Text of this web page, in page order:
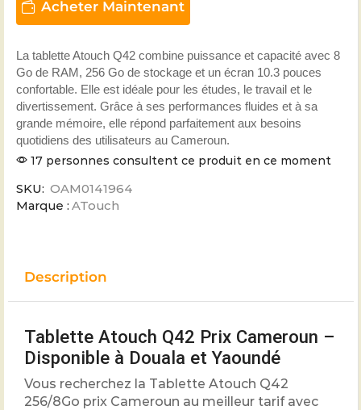
Acheter Maintenant
La tablette Atouch Q42 combine puissance et capacité avec 8
Go de RAM, 256 Go de stockage et un écran 10.3 pouces
confortable. Elle est idéale pour les études, le travail et le
divertissement. Grâce à ses performances fluides et à sa
grande mémoire, elle répond parfaitement aux besoins
quotidiens des utilisateurs au Cameroun.
17 personnes consultent ce produit en ce moment
SKU: OAM0141964
Marque : ATouch
Description
Tablette Atouch Q42 Prix Cameroun –
Disponible à Douala et Yaoundé
Vous recherchez la Tablette Atouch Q42
256/8Go prix Cameroun au meilleur tarif avec